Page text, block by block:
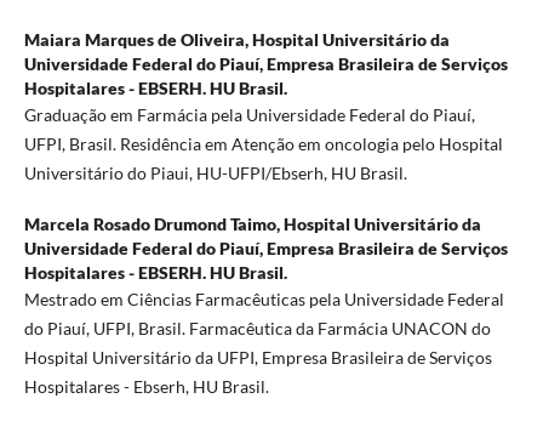
Maiara Marques de Oliveira,Hospital Universitário da
Universidade Federal do Piauí, Empresa Brasileira de Serviços
Hospitalares - EBSERH. HU Brasil.
Graduação em Farmácia pela Universidade Federal do Piauí,
UFPI, Brasil. Residência em Atenção em oncologia pelo Hospital
Universitário do Piaui, HU-UFPI/Ebserh, HU Brasil.
Marcela Rosado Drumond Taimo,Hospital Universitário da
Universidade Federal do Piauí, Empresa Brasileira de Serviços
Hospitalares - EBSERH. HU Brasil.
Mestrado em Ciências Farmacêuticas pela Universidade Federal
do Piauí, UFPI, Brasil. Farmacêutica da Farmácia UNACON do
Hospital Universitário da UFPI, Empresa Brasileira de Serviços
Hospitalares - Ebserh, HU Brasil.